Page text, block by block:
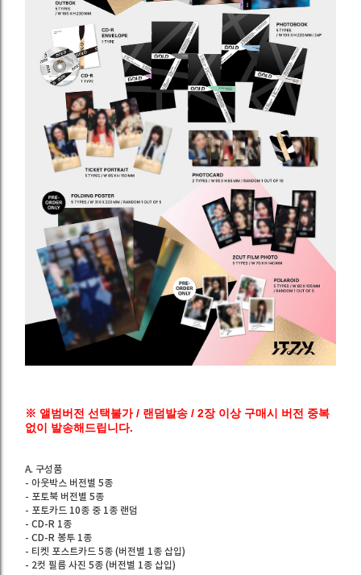
※ 앨범버전 선택불가 / 랜덤발송 / 2장 이상 구매시 버전 중복
없이 발송해드립니다.
A. 구성품
- 아웃박스 버전별 5종
- 포토북 버전별 5종
- 포토카드 10종 중 1종 랜덤
- CD-R 1종
- CD-R 봉투 1종
- 티켓 포스트카드 5종 (버전별 1종 삽입)
- 2컷 필름 사진 5종 (버전별 1종 삽입)